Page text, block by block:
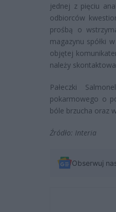
jednej z pięciu
odbiorców
prośbą o
magazynu spółki
objętej
należy
Pałeczki
pokarmowego o
bóle brzucha oraz
Źródło: Interia
Obserwuj